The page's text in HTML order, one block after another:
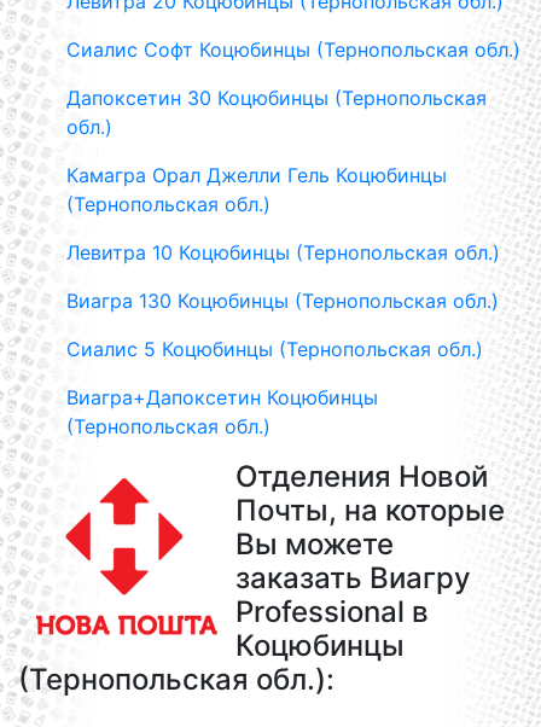
Сиалис Софт Коцюбинцы (Тернопольская обл.)
Дапоксетин 30 Коцюбинцы (Тернопольская
обл.)
Камагра Орал Джелли Гель Коцюбинцы
(Тернопольская обл.)
Левитра 10 Коцюбинцы (Тернопольская обл.)
Виагра 130 Коцюбинцы (Тернопольская обл.)
Сиалис 5 Коцюбинцы (Тернопольская обл.)
Виагра+Дапоксетин Коцюбинцы
(Тернопольская обл.)
Отделения Новой
Почты, на которые
Вы можете
заказать Виагру
Professional в
Коцюбинцы
(Тернопольская обл.):